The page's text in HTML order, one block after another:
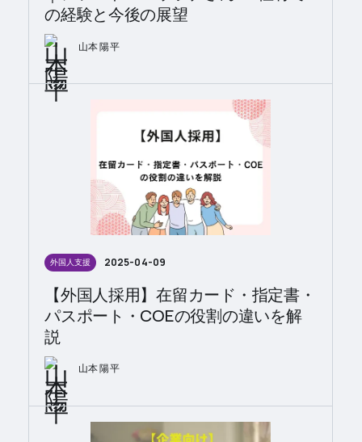
の経験と今後の展望
山本 陽平
外国人支援 2025-04-09
【外国人採用】在留カード・指定書・
パスポート・COEの役割の違いを解
説
山本 陽平